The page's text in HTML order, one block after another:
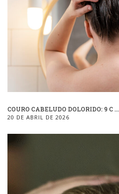
COURO CABELUDO DOLORIDO: 9 C ...
20 DE ABRIL DE 2026